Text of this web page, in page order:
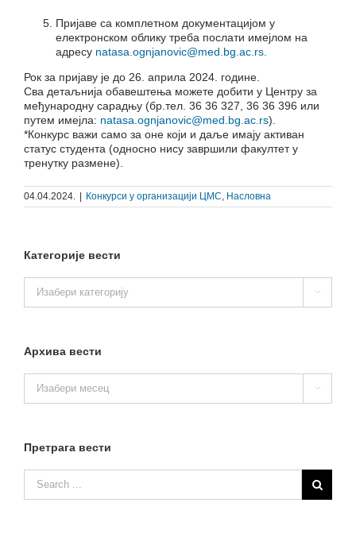
Пријаве са комплетном документацијом у
електронском облику треба послати имејлом на
адресу natasa.ognjanovic@med.bg.ac.rs.
Рок за пријаву је до 26. априла 2024. године.
Сва детаљнија обавештења можете добити у Центру за
међународну сарадњу (бр.тел. 36 36 327, 36 36 396 или
путем имејла: natasa.ognjanovic@med.bg.ac.rs).
*Конкурс важи само за оне који и даље имају активан
статус студента (односно нису завршили факултет у
тренутку размене).
04.04.2024. | Конкурси у организацији ЦМС Насловна
Категорије вести
вести

Архива вести
вести

Претрага вести